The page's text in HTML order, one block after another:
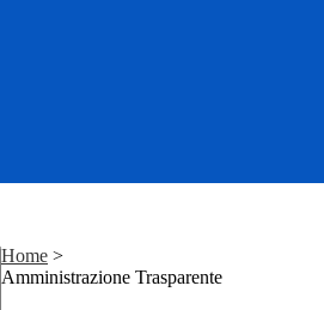
Home >
Amministrazione Trasparente